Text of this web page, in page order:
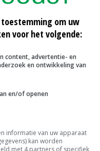
van het vocht
blijkt dat
de
in
is met de hoge
om uw
voor het volgende:
content, advertentie- en
en ontwikkeling van
en/of openen
informatie van uw apparaat
kan worden
met 4 partners of specifiek